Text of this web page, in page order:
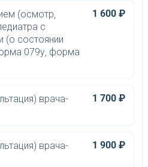
(осмотр,
с
(о состоянии
079у, форма
1 600 ₽
врача-
1 700 ₽
врача-
1 900 ₽